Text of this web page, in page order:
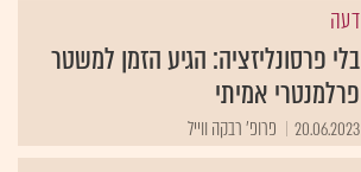
דעה
בלי פרסונליזציה: הגיע הזמן למשטר
פרלמנטרי אמיתי
20.06.2023 פרופ' רבקה ווייל